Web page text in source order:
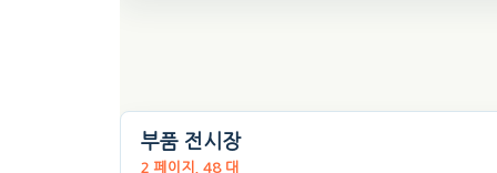
부품 전시장
2 페이지, 48 대